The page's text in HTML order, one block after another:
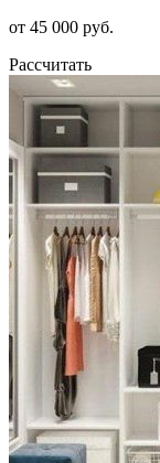
от 45 000 руб.
Рассчитать